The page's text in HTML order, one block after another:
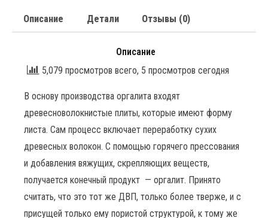
Описание Детали Отзывы (0)
Описание
5,079 просмотров всего, 5 просмотров сегодня
В основу производства оргалита входят
древесноволокнистые плиты, которые имеют форму
листа. Сам процесс включает переработку сухих
древесных волокон. С помощью горячего прессования
и добавления вяжущих, скрепляющих веществ,
получается конечный продукт — оргалит. Принято
считать, что это тот же ДВП, только более тверже, и с
присущей только ему пористой структурой, к тому же